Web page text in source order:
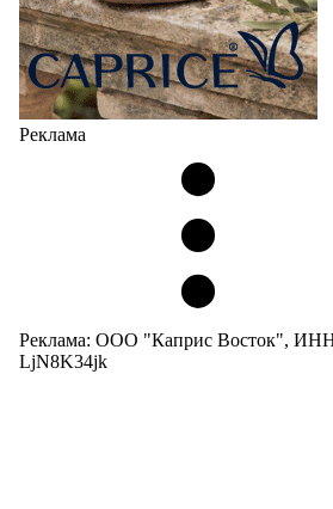
Реклама
Реклама: ООО "Каприс Восток",
LjN8K34jk